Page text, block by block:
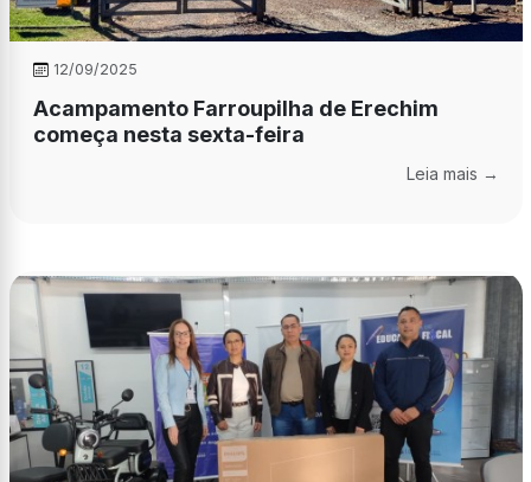
12/09/2025
Acampamento Farroupilha de Erechim
começa nesta sexta-feira
Leia mais →